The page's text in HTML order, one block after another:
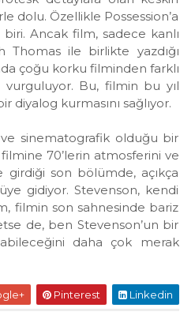
dolu. Özellikle Possession’a
Ancak film, sadece kanlı
ile birlikte yazdığı
çoğu korku filminden farklı
Bu, filmin bu yıl
kurmasını sağlıyor.
sinematografik olduğu bir
70’lerin atmosferini ve
girdiği son bölümde, açıkça
gidiyor. Stevenson, kendi
filmin son sahnesinde bariz
de, ben Stevenson’un bir
daha çok merak
Pinterest Linkedin